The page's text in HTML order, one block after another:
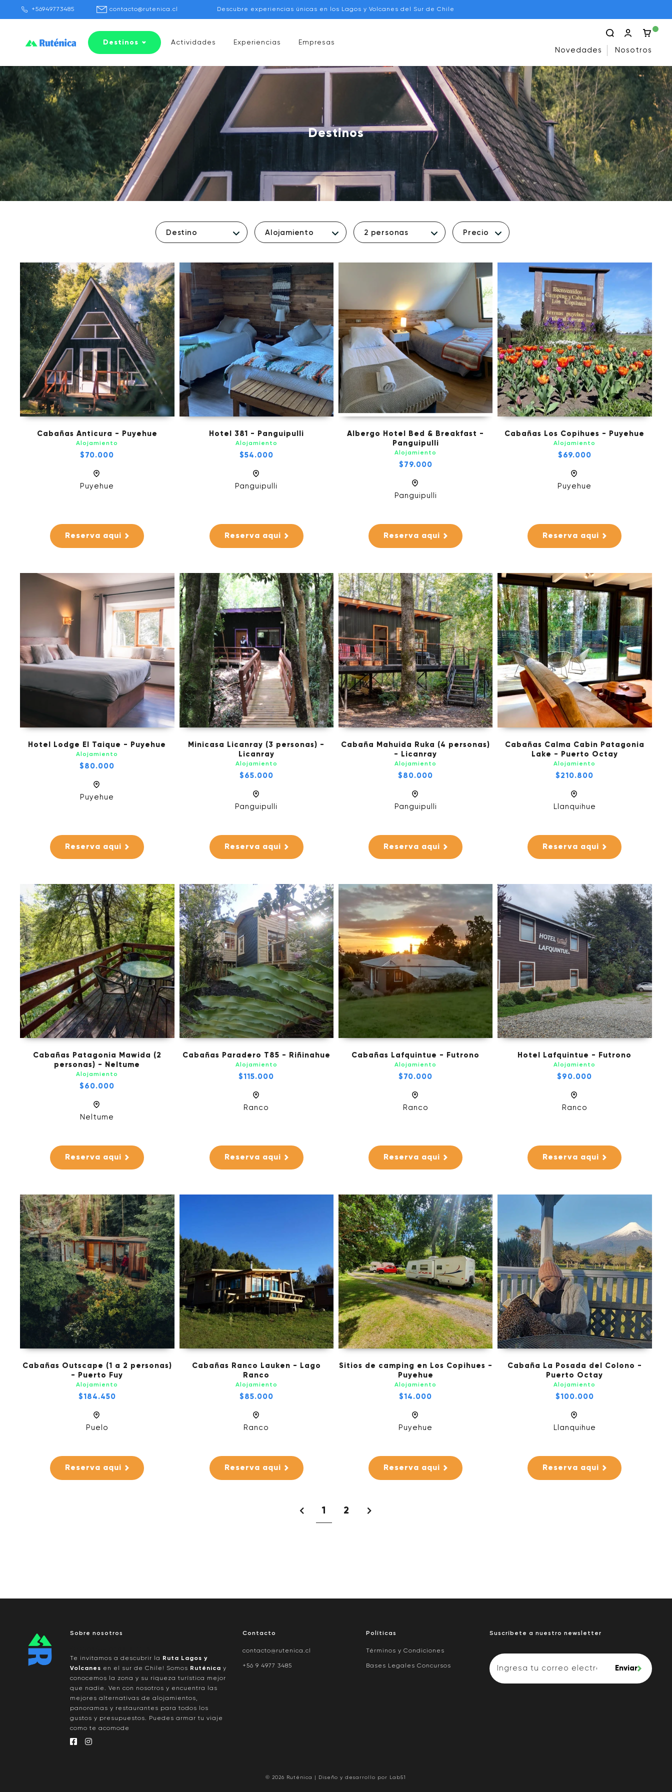
+56949773485 contacto@rutenica.cl Descubre experiencias únicas en los Lagos y Volcanes del Sur de Chile
Destinos Actividades Experiencias Empresas
Novedades Nosotros
Destinos
Destino Alojamiento Precio
2 personas
Cabañas Anticura - Puyehue
Alojamiento
$70.000
Puyehue
Reserva aqui
Hotel 381 - Panguipulli
Alojamiento
$54.000
Panguipulli
Reserva aqui
Albergo Hotel Bed & Breakfast -
Panguipulli
Alojamiento
$79.000
Panguipulli
Reserva aqui
Cabañas Los Copihues - Puyehue
Alojamiento
$69.000
Puyehue
Reserva aqui
Hotel Lodge El Taique - Puyehue
Alojamiento
$80.000
Puyehue
Reserva aqui
Minicasa Licanray (3 personas) -
Licanray
Alojamiento
$65.000
Panguipulli
Reserva aqui
Cabaña Mahuida Ruka (4 personas)
- Licanray
Alojamiento
$80.000
Panguipulli
Reserva aqui
Cabañas Calma Cabin Patagonia
Lake - Puerto Octay
Alojamiento
$210.800
Llanquihue
Reserva aqui
Cabañas Patagonia Mawida (2
personas) - Neltume
Alojamiento
$60.000
Neltume
Reserva aqui
Cabañas Paradero T85 - Riñinahue
Alojamiento
$115.000
Ranco
Reserva aqui
Cabañas Lafquintue - Futrono
Alojamiento
$70.000
Ranco
Reserva aqui
Hotel Lafquintue - Futrono
Alojamiento
$90.000
Ranco
Reserva aqui
Cabañas Outscape (1 a 2 personas)
- Puerto Fuy
Alojamiento
$184.450
Puelo
Reserva aqui
Cabañas Ranco Lauken - Lago
Ranco
Alojamiento
$85.000
Ranco
Reserva aqui
Sitios de camping en Los Copihues -
Puyehue
Alojamiento
$14.000
Puyehue
Reserva aqui
Cabaña La Posada del Colono -
Puerto Octay
Alojamiento
$100.000
Llanquihue
Reserva aqui
1 2
Sobre nosotros
Te invitamos a descubrir la
Ruta Lagos y
Volcanes en el sur de Chile! Somos Ruténica y
conocemos la zona y su riqueza turística mejor
que nadie. Ven con nosotros y encuentra las
mejores alternativas de alojamientos,
panoramas y restaurantes para todos los
gustos y presupuestos. Puedes armar tu viaje
como te acomode
Contacto
contacto@rutenica.cl
+56 9 4977 3485
Políticas
Términos y Condiciones
Bases Legales Concursos
Suscríbete a nuestro newsletter
Enviar
© 2026 Ruténica | Diseño y desarrollo por Lab51